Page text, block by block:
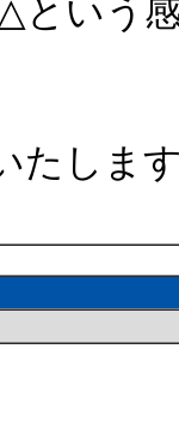
という
たしま